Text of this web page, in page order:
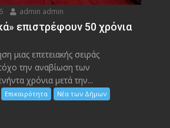
admin admin
επιστρέφουν 50 χρόνια
μιας επετειακής σειράς
την αναβίωση των
χρόνια μετά την...
Επικαιρότητα
Νέα των Δήμων